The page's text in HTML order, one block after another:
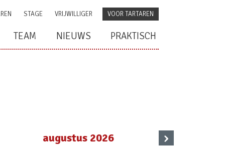
VOOR TARTAREN
STAGE VRIJWILLIGER
TEAM NIEUWS PRAKTISCH
augustus 2026 ›